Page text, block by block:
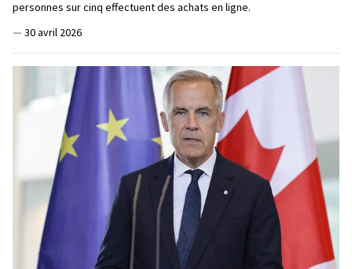
personnes sur cinq effectuent des achats en ligne.
— 30 avril 2026